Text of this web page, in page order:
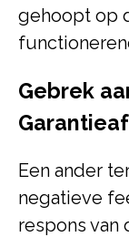
gehoopt op
Gebrek
Een ander
negatieve
respons van